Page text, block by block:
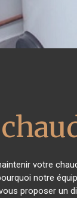
votre
notre
proposer un